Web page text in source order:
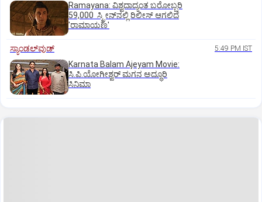
Ramayana: ವಿಶ್ವದಾದ್ಯಂತ ಬರೋಬ್ಬರಿ
59,000 ಸ್ಕ್ರೀನ್‌ನಲ್ಲಿ ರಿಲೀಸ್‌ ಆಗಲಿದೆ
'ರಾಮಾಯಣ'
ಸ್ಯಾಂಡಲ್‌ವುಡ್‌ 5:49 PM IST
Karnata Balam Ajeyam Movie:
ಸಿ.ಪಿ.ಯೋಗೀಶ್ವರ್‌ ಮಗನ ಅದ್ಧೂರಿ
ಸಿನಿಮಾ